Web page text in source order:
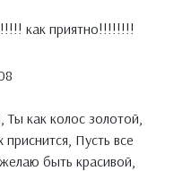
как приятно!!!!!!!!
как колос золотой,
Пусть все
быть красивой,